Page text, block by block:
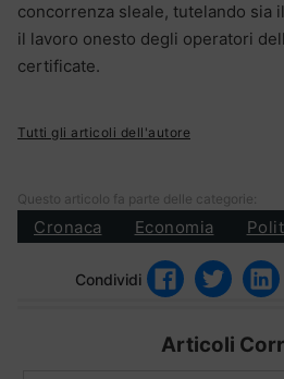
concorrenza sleale, tutelando sia
il lavoro onesto degli operatori
certificate.
Tutti gli articoli dell'autore
Questo articolo fa parte delle categorie:
Cronaca Economia
Condividi
Articoli